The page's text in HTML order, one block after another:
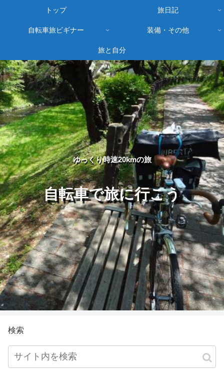
ゆっくり時速20kmの旅
自転車で旅に行こう
トップ 旅日記
自転車旅ビギナー 装備・その他
旅と自分
検索